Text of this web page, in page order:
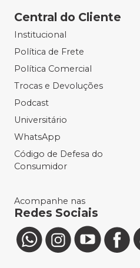
Central do Cliente
Institucional
Política de Frete
Política Comercial
Trocas e Devoluções
Podcast
Universitário
WhatsApp
Código de Defesa do
Consumidor
Acompanhe nas
Redes Sociais